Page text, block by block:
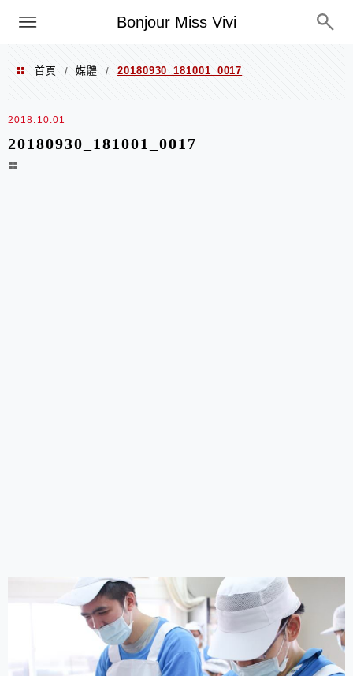
Bonjour Miss Vivi
選單
首頁 / 媒體 / 20180930_181001_0017
2018.10.01
20180930_181001_0017